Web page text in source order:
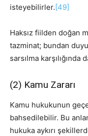
isteyebilirler. [49]
Haksız fiilden doğan
tazminat; bundan
sarsılma
(2) Kamu Zararı
Kamu hukukunun
bahsedilebilir. Bu
hukuka aykırı